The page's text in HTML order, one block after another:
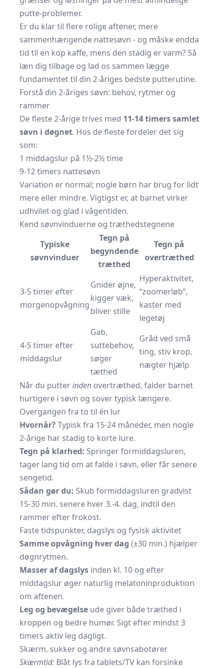
putte-problemer.
Er du klar til flere rolige aftener, mere
sammenhængende nattesøvn - og måske endda
tid til en kop kaffe, mens den stadig er varm? Så
læn dig tilbage og lad os sammen lægge
fundamentet til din 2-åriges bedste putterutine.
Forstå din 2-åriges søvn: behov, rytmer og
rammer
De fleste 2-årige trives med 11-14 timers samlet
søvn i døgnet. Hos de fleste fordeler det sig
som:
1 middagslur på 1½-2½ time
9-12 timers nattesøvn
Variation er normal; nogle børn har brug for lidt
mere eller mindre. Vigtigst er, at barnet virker
udhvilet og glad i vågentiden.
Kend søvnvinduerne og træthedstegnene
Typiske
søvnvinduer
Tegn på
begyndende
træthed
Tegn på
overtræthed
3-5 timer efter
morgenopvågning
Gnider øjne,
kigger væk,
bliver stille
Hyperaktivitet,
“zoomerløb”,
kaster med
legetøj
4-5 timer efter
middagslur
Gab,
suttebehov,
søger
tæthed
Gråd ved små
ting, stiv krop,
nægter hjælp
Når du putterinden overtræthed, falder barnet
hurtigere i søvn og sover typisk længere.
Overgangen fra to til én lur
Hvornår?Typisk fra 15-24 måneder, men nogle
2-årige har stadig to korte lure.
Tegn på klarhed: Springer formiddagsluren,
tager lang tid om at falde i søvn, eller får senere
sengetid.
Sådan gør du: Skub formiddagsluren gradvist
15-30 min. senere hver 3.-4. dag, indtil den
rammer efter frokost.
Faste tidspunkter, dagslys og fysisk aktivitet
Samme opvågning hver dag (±30 min.) hjælper
døgnrytmen.
Masser af dagslys inden kl. 10 og efter
middagslur øger naturlig melatoninproduktion
om aftenen.
Leg og bevægelse ude giver både træthed i
kroppen og bedre humør. Sigt efter mindst 3
timers aktiv leg dagligt.
Skærm, sukker og andre søvnsabotører
Skærmtid: Blåt lys fra tablets/TV kan forsinke